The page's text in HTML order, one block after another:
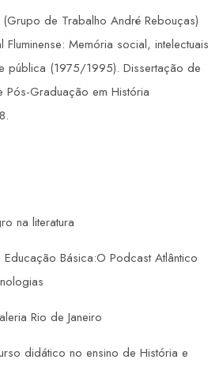
(Grupo de Trabalho André Rebouças)
Fluminense: Memória social, intelectuais
pública (1975/1995). Dissertação de
Graduação em História
na literatura
Básica:O Podcast Atlântico
Rio de Janeiro
didático no ensino de História e